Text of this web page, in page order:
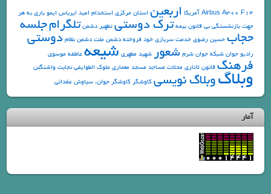
Airbus A300 F14 آمریکا اربعین استان مرکزی استخدام امید ایرباس ایمو باری به هر
جهت بازنشستگی بی قانون بیمه ترک دوستی تطهیر دشمن تلگرامجلسه
حجاب حسین رضوی خدمت سربازی خود فروخته دشمن ملت دشمن نظام دوستی
رادیو جوان شبکه جوان شرم شعور شهید مطهری شیعه عاطفه موسوی
فرهنگ قانون لاتاری محلات مساجد مسجد معماری ملوک الطوایفی نجابت واشنگتن وبلاگوبلاگ نویسی کاوشگر کاوشگر جوان، سیاوش عقدائی
آمار